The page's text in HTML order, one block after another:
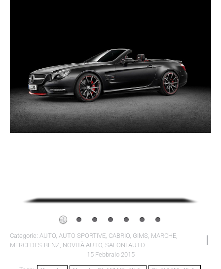
Categorie: AUTO, AUTO SPORTIVE, CABRIO, GIMS, MARCHE,
MERCEDES-BENZ, NOVITÀ AUTO, SALONI AUTO
15 Febbraio 2015